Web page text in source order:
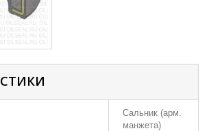
Сальник (арм.
манжета)